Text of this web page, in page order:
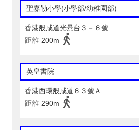
聖嘉勒小學(小學部/幼稚園部)
香港般咸道光景台３－６號
距離 200m
英皇書院
香港西環般咸道６３號Ａ
距離 290m